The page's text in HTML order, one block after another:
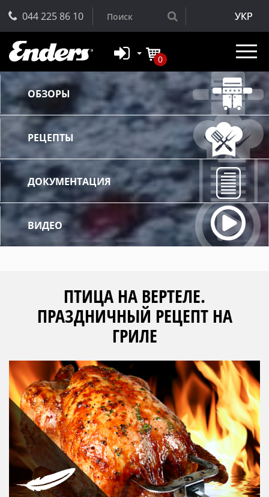
044 225 86 10 УКР
0
ОБЗОРЫ
РЕЦЕПТЫ
ДОКУМЕНТАЦИЯ
ВИДЕО
ПТИЦА НА ВЕРТЕЛЕ.
ПРАЗДНИЧНЫЙ РЕЦЕПТ НА
ГРИЛЕ